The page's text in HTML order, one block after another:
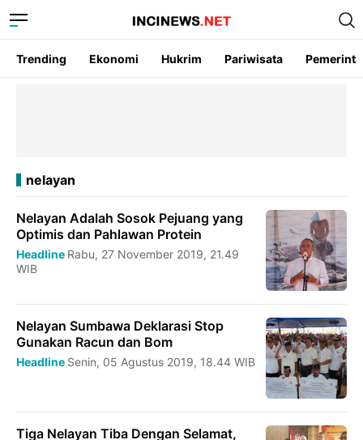
Trending Ekonomi Hukrim Pariwisata
nelayan
Nelayan Adalah Sosok Pejuang yang
Optimis dan Pahlawan Protein
Headline Rabu, 27 November 2019, 21.49
WIB
Nelayan Sumbawa Deklarasi Stop
Gunakan Racun dan Bom
Headline Senin, 05 Agustus 2019, 18.44 WIB
Tiga Nelayan Tiba Dengan Selamat,